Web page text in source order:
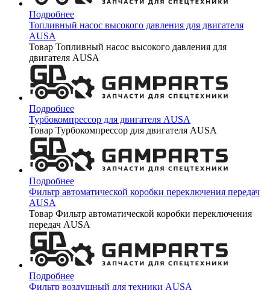
Подробнее
Топливный насос высокого давления для двигателя
AUSA
Товар Топливный насос высокого давления для
двигателя AUSA
Подробнее
Турбокомпрессор для двигателя AUSA
Товар Турбокомпрессор для двигателя AUSA
Подробнее
Фильтр автоматической коробки переключения передач
AUSA
Товар Фильтр автоматической коробки переключения
передач AUSA
Подробнее
Фильтр воздушный для техники AUSA